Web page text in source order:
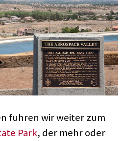
fuhren wir weiter zum
Park, der mehr oder